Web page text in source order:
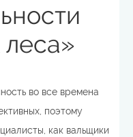
во все времена
поэтому
как вальщики